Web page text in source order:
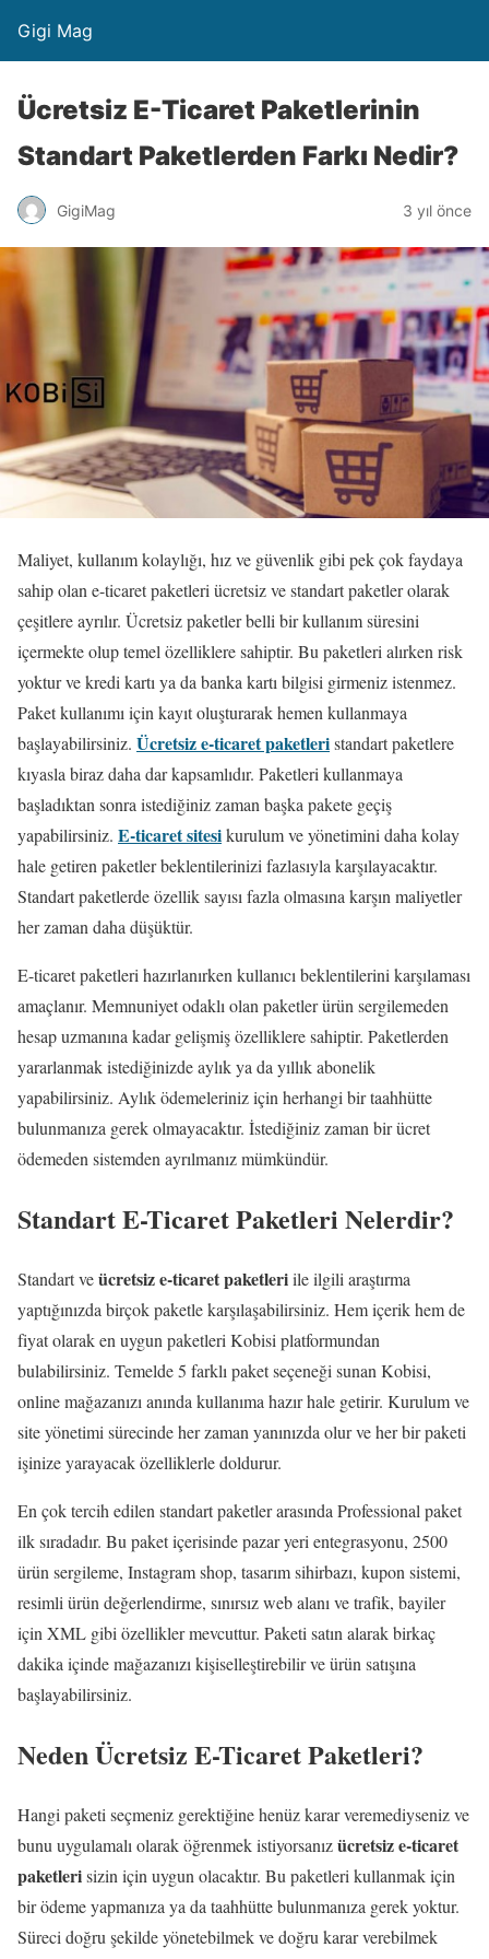
Gigi Mag
Ücretsiz E-Ticaret Paketlerinin
Standart Paketlerden Farkı Nedir?
GigiMag 3 yıl önce
Maliyet, kullanım kolaylığı, hız ve güvenlik gibi pek çok faydaya
sahip olan e-ticaret paketleri ücretsiz ve standart paketler olarak
çeşitlere ayrılır. Ücretsiz paketler belli bir kullanım süresini
içermekte olup temel özelliklere sahiptir. Bu paketleri alırken risk
yoktur ve kredi kartı ya da banka kartı bilgisi girmeniz istenmez.
Paket kullanımı için kayıt oluşturarak hemen kullanmaya
başlayabilirsiniz. Ücretsiz e-ticaret paketleristandart paketlere
kıyasla biraz daha dar kapsamlıdır. Paketleri kullanmaya
başladıktan sonra istediğiniz zaman başka pakete geçiş
yapabilirsiniz. E-ticaret sitesikurulum ve yönetimini daha kolay
hale getiren paketler beklentilerinizi fazlasıyla karşılayacaktır.
Standart paketlerde özellik sayısı fazla olmasına karşın maliyetler
her zaman daha düşüktür.
E-ticaret paketleri hazırlanırken kullanıcı beklentilerini karşılaması
amaçlanır. Memnuniyet odaklı olan paketler ürün sergilemeden
hesap uzmanına kadar gelişmiş özelliklere sahiptir. Paketlerden
yararlanmak istediğinizde aylık ya da yıllık abonelik
yapabilirsiniz. Aylık ödemeleriniz için herhangi bir taahhütte
bulunmanıza gerek olmayacaktır. İstediğiniz zaman bir ücret
ödemeden sistemden ayrılmanız mümkündür.
Standart E-Ticaret Paketleri Nelerdir?
Standart veücretsiz e-ticaret paketleriile ilgili araştırma
yaptığınızda birçok paketle karşılaşabilirsiniz. Hem içerik hem de
fiyat olarak en uygun paketleri Kobisi platformundan
bulabilirsiniz. Temelde 5 farklı paket seçeneği sunan Kobisi,
online mağazanızı anında kullanıma hazır hale getirir. Kurulum ve
site yönetimi sürecinde her zaman yanınızda olur ve her bir paketi
işinize yarayacak özelliklerle doldurur.
En çok tercih edilen standart paketler arasında Professional paket
ilk sıradadır. Bu paket içerisinde pazar yeri entegrasyonu, 2500
ürün sergileme, Instagram shop, tasarım sihirbazı, kupon sistemi,
resimli ürün değerlendirme, sınırsız web alanı ve trafik, bayiler
için XML gibi özellikler mevcuttur. Paketi satın alarak birkaç
dakika içinde mağazanızı kişiselleştirebilir ve ürün satışına
başlayabilirsiniz.
Neden Ücretsiz E-Ticaret Paketleri?
Hangi paketi seçmeniz gerektiğine henüz karar veremediyseniz ve
bunu uygulamalı olarak öğrenmek istiyorsanızücretsiz e-ticaret
paketlerisizin için uygun olacaktır. Bu paketleri kullanmak için
bir ödeme yapmanıza ya da taahhütte bulunmanıza gerek yoktur.
Süreci doğru şekilde yönetebilmek ve doğru karar verebilmek